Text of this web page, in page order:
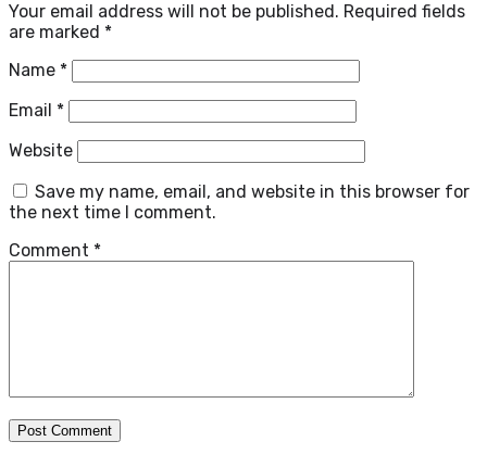
Your email address will not be published. Required fields
are marked *
Name *
Email *
Website
Save my name, email, and website in this browser for
the next time I comment.
Comment *